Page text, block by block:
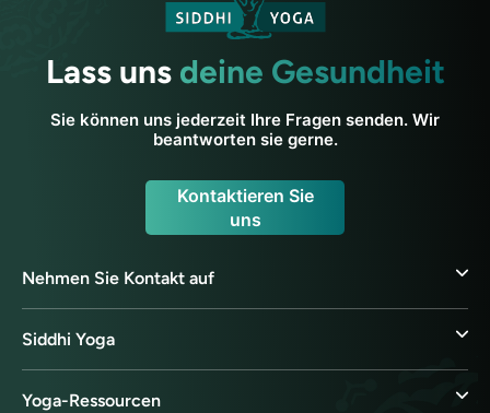
Lass uns deine Gesundheit
Sie können uns jederzeit Ihre Fragen senden. Wir
beantworten sie gerne.
Kontaktieren Sie
uns
Nehmen Sie Kontakt auf
Siddhi Yoga
Yoga-Ressourcen